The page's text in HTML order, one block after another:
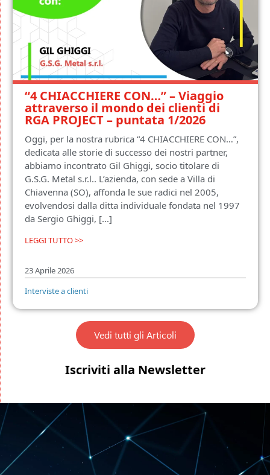
“4 CHIACCHIERE CON…” – Viaggio
attraverso il mondo dei clienti di
RGA PROJECT – puntata 1/2026
Oggi, per la nostra rubrica “4 CHIACCHIERE CON…”,
dedicata alle storie di successo dei nostri partner,
abbiamo incontrato Gil Ghiggi, socio titolare di
G.S.G. Metal s.r.l.. L’azienda, con sede a Villa di
Chiavenna (SO), affonda le sue radici nel 2005,
evolvendosi dalla ditta individuale fondata nel 1997
da Sergio Ghiggi, [...]
LEGGI TUTTO >>
23 Aprile 2026
Interviste a clienti
Vedi tutti gli Articoli
Iscriviti alla Newsletter